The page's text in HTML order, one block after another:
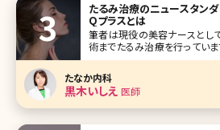
方は多いのではないでしょう
たるみ治療のニュースタン
Qプラスとは
筆者は現役の美容ナースとし
術までたるみ治療を行っていま
るみによるシワはご自身でも
施術では終わらず納得できる
治療と言えるでしょう。 また、他人から見た時にはシミよりシ
ワやたるみの方が年齢
たなか内科
黒木いしえ 医師